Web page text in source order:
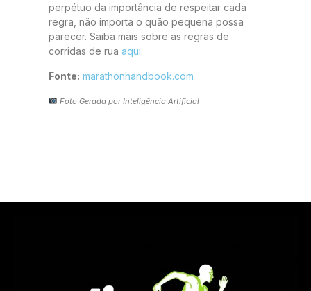
perpétuo da importância de respeitar cada
regra, não importa o quão pequena possa
parecer. Saiba mais sobre as regras de
corridas de rua aqui.
Fonte: marathonhandbook.com
Foto Gerada por Inteligência Artificial